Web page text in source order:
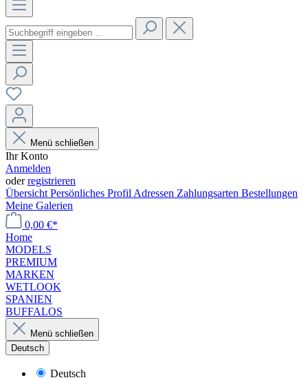
Menü schließen
Ihr Konto
Anmelden
oderregistrieren
Übersicht Persönliches Profil Adressen Zahlungsarten Bestellungen
Meine Galerien
0,00 €*
Home
MODELS
PREMIUM
MARKEN
WETLOOK
SPANIEN
BUFFALOS
Menü schließen
Deutsch
Deutsch